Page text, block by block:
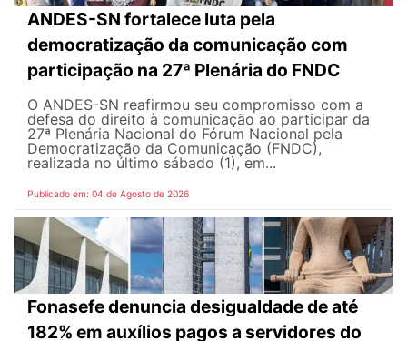
ANDES-SN fortalece luta pela
democratização da comunicação com
participação na 27ª Plenária do FNDC
O ANDES-SN reafirmou seu compromisso com a
defesa do direito à comunicação ao participar da
27ª Plenária Nacional do Fórum Nacional pela
Democratização da Comunicação (FNDC),
realizada no último sábado (1), em...
Publicado em: 04 de Agosto de 2026
Fonasefe denuncia desigualdade de até
182% em auxílios pagos a servidores do